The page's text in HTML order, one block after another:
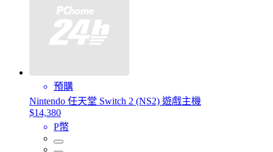
預購
Nintendo 任天堂 Switch 2 (NS2) 遊戲主機
$14,380
P幣